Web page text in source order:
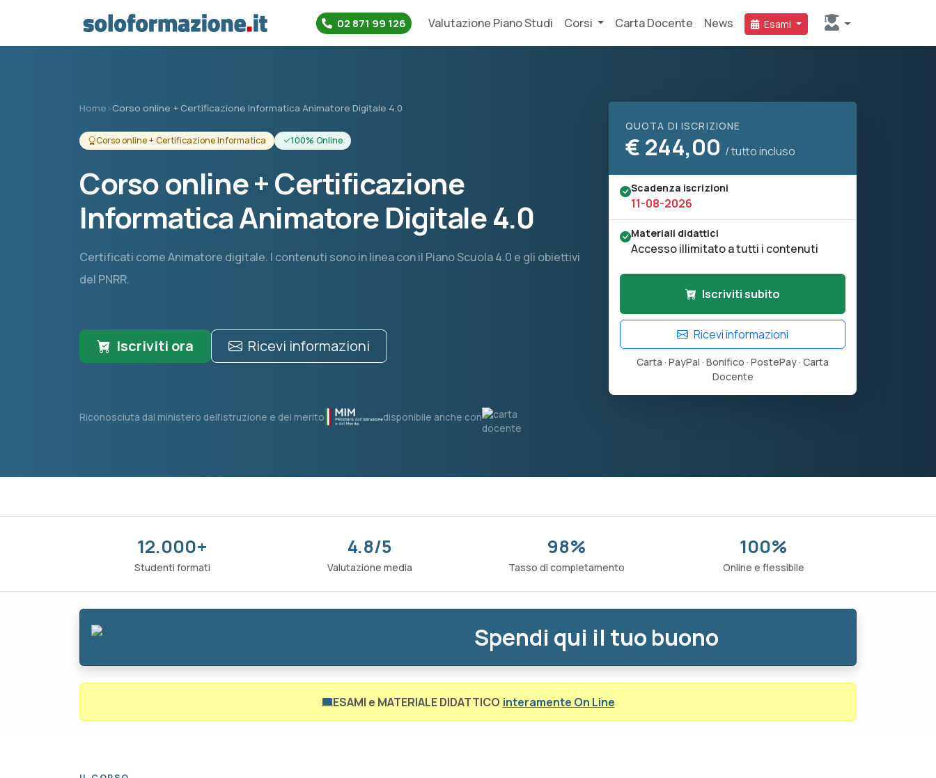
02 871 99 126 Valutazione Piano Studi Corsi Carta Docente News Esami
Home ›Corso online + Certificazione Informatica Animatore Digitale 4.0
Corso online + Certificazione Informatica 100% Online
Corso online + Certificazione
Informatica Animatore Digitale 4.0
Certificati come Animatore digitale. I contenuti sono in linea con il Piano Scuola 4.0 e gli obiettivi
del PNRR.
Iscriviti ora Ricevi informazioni
Riconosciuta dal ministero dell'istruzione e del merito disponibile anche con
QUOTA DI ISCRIZIONE
€ 244,00 / tutto incluso
Scadenza iscrizioni
11-08-2026
Materiali didattici
Accesso illimitato a tutti i contenuti
Iscriviti subito
Ricevi informazioni
Carta · PayPal · Bonifico · PostePay · Carta
Docente
12.000+
Studenti formati
4.8/5
Valutazione media
98%
Tasso di completamento
100%
Online e flessibile
Spendi qui il tuo buono
ESAMI e MATERIALE DIDATTICO interamente On Line